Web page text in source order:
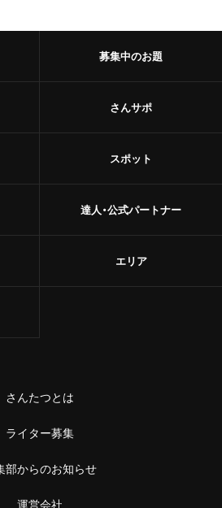
募集中のお題
さんサポ
スポット
達人・公式パートナー
エリア
さんたつとは
ライター募集
部からのお知らせ
運営会社